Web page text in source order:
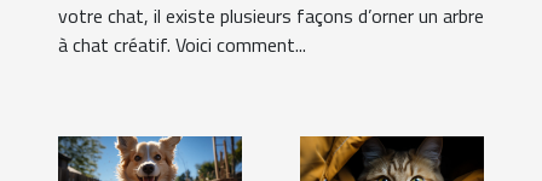
votre chat, il existe plusieurs façons d’orner un arbre
à chat créatif. Voici comment...